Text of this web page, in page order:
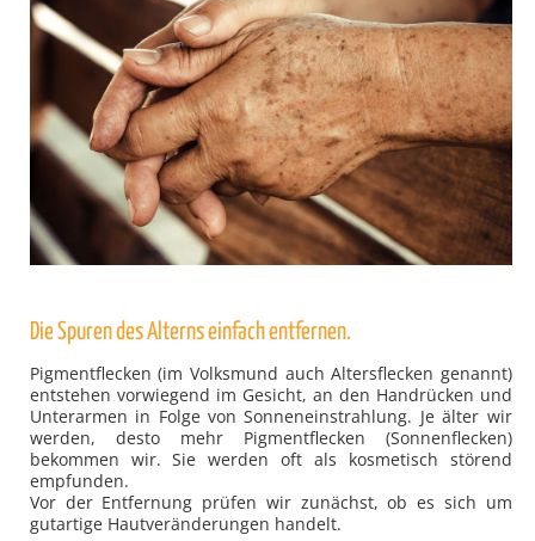
Die Spuren des Alterns einfach entfernen.
Pigmentflecken (im Volksmund auch Altersflecken genannt)
entstehen vorwiegend im Gesicht, an den Handrücken und
Unterarmen in Folge von Sonneneinstrahlung. Je älter wir
werden, desto mehr Pigmentflecken (Sonnenflecken)
bekommen wir. Sie werden oft als kosmetisch störend
empfunden.
Vor der Entfernung prüfen wir zunächst, ob es sich um
gutartige Hautveränderungen handelt.